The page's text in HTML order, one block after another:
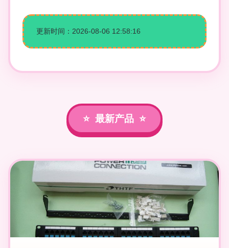
更新时间：2026-08-06 12:58:16
最新产品